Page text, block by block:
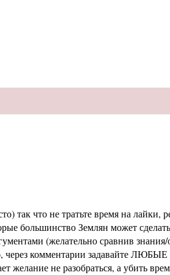
так что не тратьте время на
большинство Землян может сделать
(желательно сравнив знания/
через комментарии задавайте
желание не разобраться, а убить